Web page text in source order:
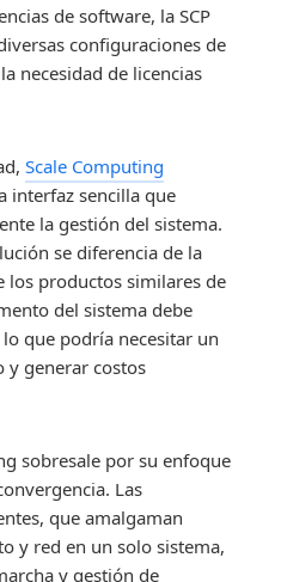
de software, la SCP
configuraciones de
necesidad de licencias
Scale Computing
interfaz sencilla que
la gestión del sistema.
se diferencia de la
los productos similares de
del sistema debe
que podría necesitar un
y generar costos
sobresale por su enfoque
Las
que amalgaman
y red en un solo sistema,
y gestión de